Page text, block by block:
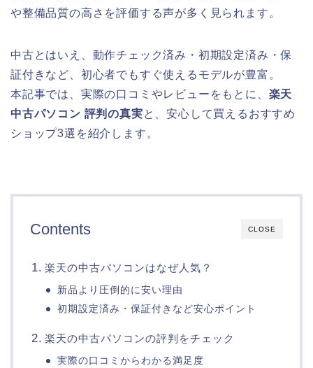
や整備品質の高さを評価する声が多く見られます。
中古とはいえ、動作チェック済み・初期設定済み・保
証付きなど、初心者でもすぐ使えるモデルが豊富。
本記事では、実際の口コミやレビューをもとに、 楽天
中古パソコン 評判の真実と、安心して買えるおすすめ
ショップ3選を紹介します。
CLOSE
Contents
楽天の中古パソコンはなぜ人気？
新品より圧倒的に安い理由
初期設定済み・保証付きなど安心ポイント
楽天の中古パソコンの評判をチェック
実際の口コミからわかる満足度